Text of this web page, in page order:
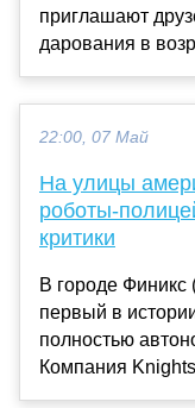
приглашают
дарования в
22:00, 07 Май
На улицы
роботы-
критики
В городе Финикс
первый в
полностью
Компания